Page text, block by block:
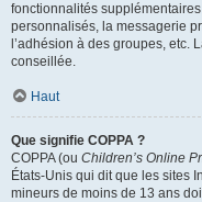
fonctionnalités
personnalisés, la messagerie
l’adhésion à des groupes, etc.
conseillée.
Haut
Que signifie COPPA ?
COPPA (ou Children’s Online
États-Unis qui dit que les sites
mineurs de moins de 13 ans